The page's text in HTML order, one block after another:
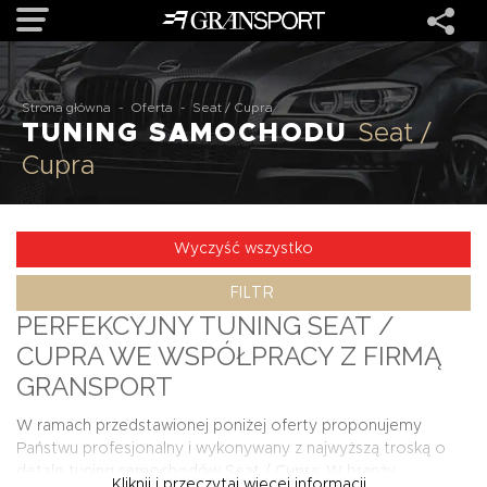
OFERTA
MARKI
O NAS
USŁUGI
KONTAKT
Strona główna - Oferta - Seat / Cupra
TUNING SAMOCHODUSeat /
Cupra
Wyczyść wszystko
FILTR
PERFEKCYJNY TUNING SEAT /
CUPRA WE WSPÓŁPRACY Z FIRMĄ
GRANSPORT
W ramach przedstawionej poniżej oferty proponujemy
Państwu profesjonalny i wykonywany z najwyższą troską o